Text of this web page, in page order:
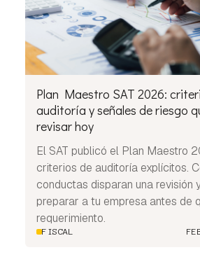
Plan Maestro SAT 2026:
auditoría y señales de riesgo
revisar hoy
El SAT publicó el Plan Maestro
criterios de auditoría explícitos.
conductas disparan una revisión
preparar a tu empresa antes de
requerimiento.
FISCAL